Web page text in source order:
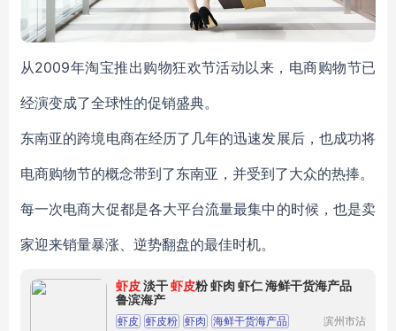
从2009年淘宝推出购物狂欢节活动以来，电商购物节已
经演变成了全球性的促销盛典。
东南亚的跨境电商在经历了几年的迅速发展后，也成功将
电商购物节的概念带到了东南亚，并受到了大众的热捧。
每一次电商大促都是各大平台流量最集中的时候，也是卖
家迎来销量暴涨、逆势翻盘的最佳时机。
虾皮淡干虾皮粉 虾肉 虾仁 海鲜干货海产品
鲁滨海产
虾皮 虾皮粉 虾肉 海鲜干货海产品
滨州市沾